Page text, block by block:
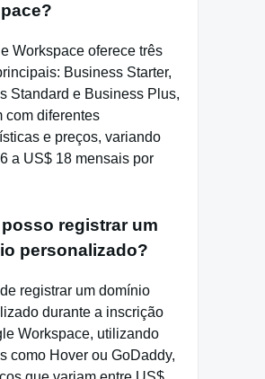
Workspace oferece três
Business Starter,
Standard e Business Plus,
com diferentes
e preços, variando
a US$ 18 mensais por
registrar um
personalizado?
registrar um domínio
durante a inscrição
Workspace, utilizando
como Hover ou GoDaddy,